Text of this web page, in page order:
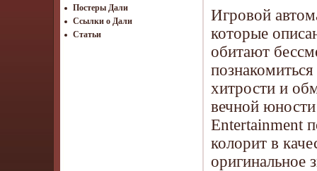
Постеры Дали
Ссылки о Дали
Статьи
Игровой
которые
обитают
хитрости и
вечной
Entertainment
колорит в
оригинальное